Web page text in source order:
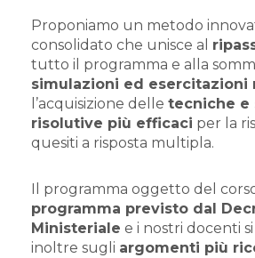
Proponiamo un metodo
consolidato che unisce al
tutto il programma e alla
simulazioni ed esercitazioni
l’acquisizione delle tecniche e
risolutive più efficaci per la
quesiti a risposta multipla.
Il programma oggetto del
programma previsto dal
Ministeriale e i nostri docenti
inoltre sugli argomenti più